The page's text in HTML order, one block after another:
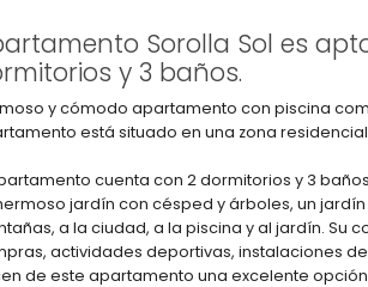
Sorolla Sol es
y 3 baños.
y cómodo apartamento con piscina
está situado en una zona
cuenta con 2 dormitorios y 3
jardín con césped y árboles, un
a la ciudad, a la piscina y al jardín. Su
actividades deportivas, instalaciones
de este apartamento una excelente